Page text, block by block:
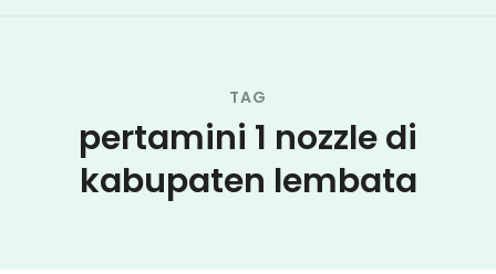
TAG
pertamini 1 nozzle di
kabupaten lembata